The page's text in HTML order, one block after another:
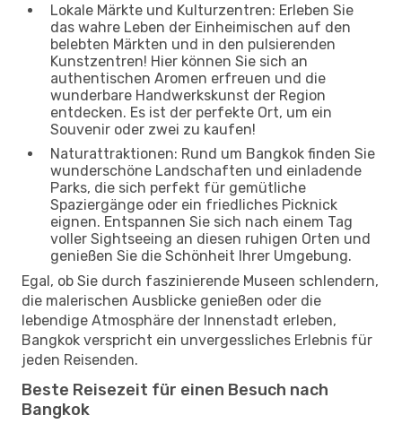
Lokale Märkte und Kulturzentren: Erleben Sie
das wahre Leben der Einheimischen auf den
belebten Märkten und in den pulsierenden
Kunstzentren! Hier können Sie sich an
authentischen Aromen erfreuen und die
wunderbare Handwerkskunst der Region
entdecken. Es ist der perfekte Ort, um ein
Souvenir oder zwei zu kaufen!
Naturattraktionen: Rund um Bangkok finden Sie
wunderschöne Landschaften und einladende
Parks, die sich perfekt für gemütliche
Spaziergänge oder ein friedliches Picknick
eignen. Entspannen Sie sich nach einem Tag
voller Sightseeing an diesen ruhigen Orten und
genießen Sie die Schönheit Ihrer Umgebung.
Egal, ob Sie durch faszinierende Museen schlendern,
die malerischen Ausblicke genießen oder die
lebendige Atmosphäre der Innenstadt erleben,
Bangkok verspricht ein unvergessliches Erlebnis für
jeden Reisenden.
Beste Reisezeit für einen Besuch nach
Bangkok